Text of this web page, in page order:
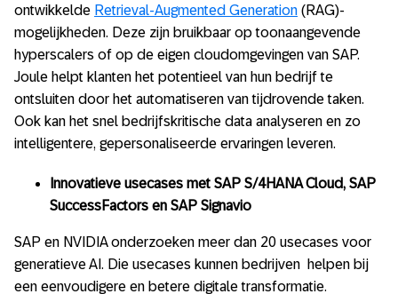
ontwikkelde Retrieval-Augmented Generation (RAG)-
mogelijkheden. Deze zijn bruikbaar op toonaangevende
hyperscalers of op de eigen cloudomgevingen van SAP.
Joule helpt klanten het potentieel van hun bedrijf te
ontsluiten door het automatiseren van tijdrovende taken.
Ook kan het snel bedrijfskritische data analyseren en zo
intelligentere, gepersonaliseerde ervaringen leveren.
Innovatieve usecases met SAP S/4HANA Cloud, SAP
SuccessFactors en SAP Signavio
SAP en NVIDIA onderzoeken meer dan 20 usecases voor
generatieve AI. Die usecases kunnen bedrijven helpen bij
een eenvoudigere en betere digitale transformatie.